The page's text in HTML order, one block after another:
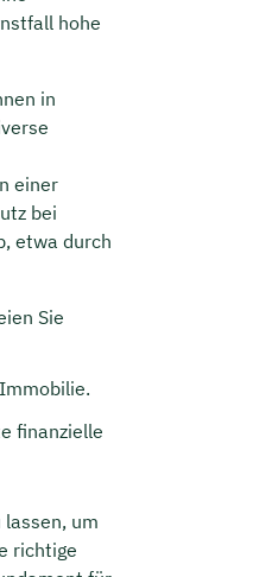
hohe
in
einer
bei
etwa durch
Sie
finanzielle
um
richtige